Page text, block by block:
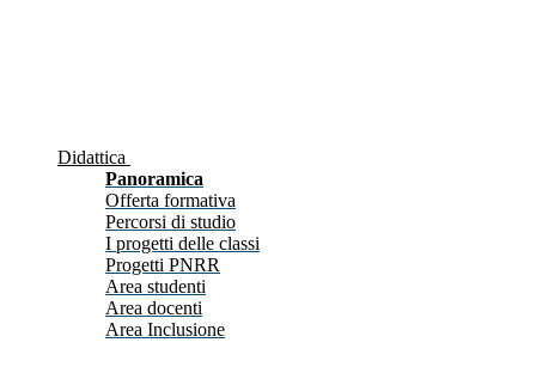
Didattica
Panoramica
Offerta formativa
Percorsi di studio
I progetti delle classi
Progetti PNRR
Area studenti
Area docenti
Area Inclusione